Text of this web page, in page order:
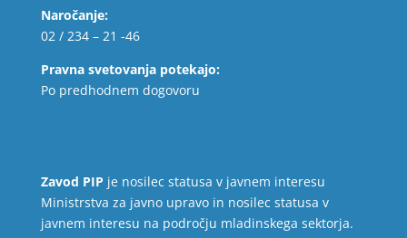
Naročanje:
02 / 234 – 21 -46
Pravna svetovanja potekajo:
Po predhodnem dogovoru
Zavod PIP je nosilec statusa v javnem interesu
Ministrstva za javno upravo in nosilec statusa v
javnem interesu na področju mladinskega sektorja.